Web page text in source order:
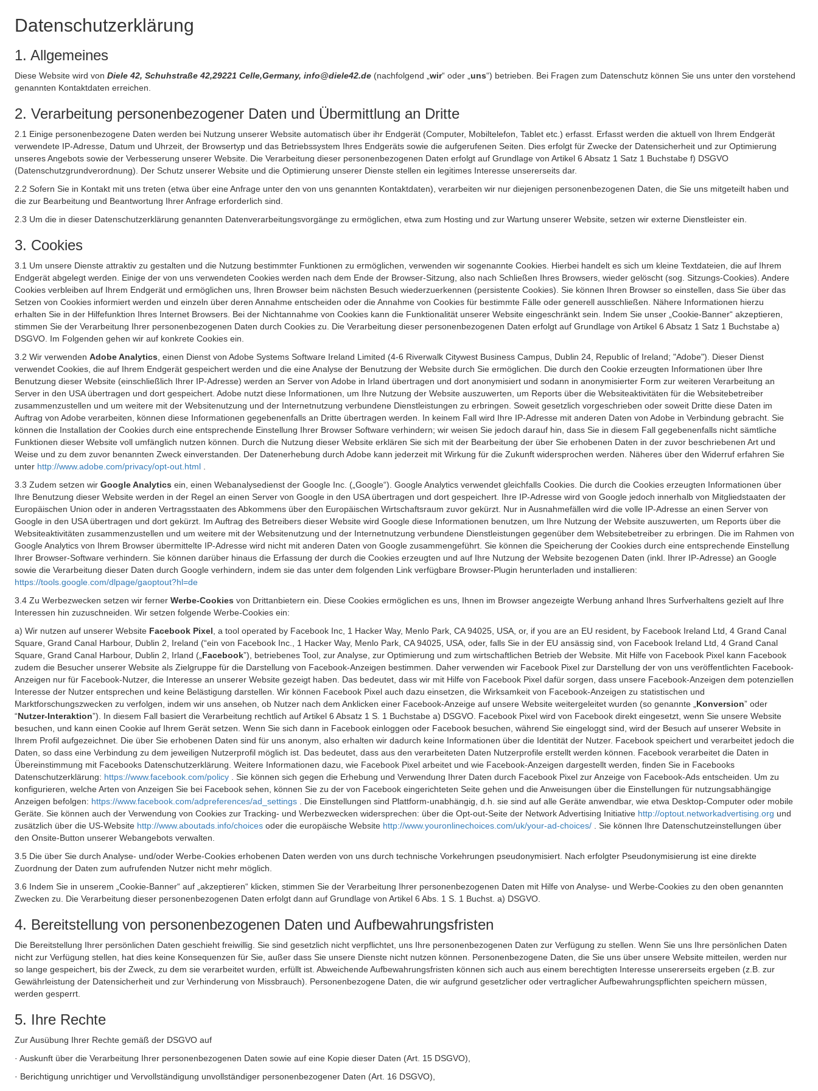
Datenschutzerklärung
1. Allgemeines
Diese Website wird von Diele 42, Schuhstraße 42,29221 Celle,Germany, info@diele42.de (nachfolgend „ wir“ oder „ uns“) betrieben. Bei Fragen zum Datenschutz können Sie uns unter den vorstehend
genannten Kontaktdaten erreichen.
2. Verarbeitung personenbezogener Daten und Übermittlung an Dritte
2.1 Einige personenbezogene Daten werden bei Nutzung unserer Website automatisch über ihr Endgerät (Computer, Mobiltelefon, Tablet etc.) erfasst. Erfasst werden die aktuell von Ihrem Endgerät
verwendete IP-Adresse, Datum und Uhrzeit, der Browsertyp und das Betriebssystem Ihres Endgeräts sowie die aufgerufenen Seiten. Dies erfolgt für Zwecke der Datensicherheit und zur Optimierung
unseres Angebots sowie der Verbesserung unserer Website. Die Verarbeitung dieser personenbezogenen Daten erfolgt auf Grundlage von Artikel 6 Absatz 1 Satz 1 Buchstabe f) DSGVO
(Datenschutzgrundverordnung). Der Schutz unserer Website und die Optimierung unserer Dienste stellen ein legitimes Interesse unsererseits dar.
2.2 Sofern Sie in Kontakt mit uns treten (etwa über eine Anfrage unter den von uns genannten Kontaktdaten), verarbeiten wir nur diejenigen personenbezogenen Daten, die Sie uns mitgeteilt haben und
die zur Bearbeitung und Beantwortung Ihrer Anfrage erforderlich sind.
2.3 Um die in dieser Datenschutzerklärung genannten Datenverarbeitungsvorgänge zu ermöglichen, etwa zum Hosting und zur Wartung unserer Website, setzen wir externe Dienstleister ein.
3. Cookies
3.1 Um unsere Dienste attraktiv zu gestalten und die Nutzung bestimmter Funktionen zu ermöglichen, verwenden wir sogenannte Cookies. Hierbei handelt es sich um kleine Textdateien, die auf Ihrem
Endgerät abgelegt werden. Einige der von uns verwendeten Cookies werden nach dem Ende der Browser-Sitzung, also nach Schließen Ihres Browsers, wieder gelöscht (sog. Sitzungs-Cookies). Andere
Cookies verbleiben auf Ihrem Endgerät und ermöglichen uns, Ihren Browser beim nächsten Besuch wiederzuerkennen (persistente Cookies). Sie können Ihren Browser so einstellen, dass Sie über das
Setzen von Cookies informiert werden und einzeln über deren Annahme entscheiden oder die Annahme von Cookies für bestimmte Fälle oder generell ausschließen. Nähere Informationen hierzu
erhalten Sie in der Hilfefunktion Ihres Internet Browsers. Bei der Nichtannahme von Cookies kann die Funktionalität unserer Website eingeschränkt sein. Indem Sie unser „Cookie-Banner“ akzeptieren,
stimmen Sie der Verarbeitung Ihrer personenbezogenen Daten durch Cookies zu. Die Verarbeitung dieser personenbezogenen Daten erfolgt auf Grundlage von Artikel 6 Absatz 1 Satz 1 Buchstabe a)
DSGVO. Im Folgenden gehen wir auf konkrete Cookies ein.
3.2 Wir verwenden Adobe Analytics , einen Dienst von Adobe Systems Software Ireland Limited (4-6 Riverwalk Citywest Business Campus, Dublin 24, Republic of Ireland; "Adobe"). Dieser Dienst
verwendet Cookies, die auf Ihrem Endgerät gespeichert werden und die eine Analyse der Benutzung der Website durch Sie ermöglichen. Die durch den Cookie erzeugten Informationen über Ihre
Benutzung dieser Website (einschließlich Ihrer IP-Adresse) werden an Server von Adobe in Irland übertragen und dort anonymisiert und sodann in anonymisierter Form zur weiteren Verarbeitung an
Server in den USA übertragen und dort gespeichert. Adobe nutzt diese Informationen, um Ihre Nutzung der Website auszuwerten, um Reports über die Websiteaktivitäten für die Websitebetreiber
zusammenzustellen und um weitere mit der Websitenutzung und der Internetnutzung verbundene Dienstleistungen zu erbringen. Soweit gesetzlich vorgeschrieben oder soweit Dritte diese Daten im
Auftrag von Adobe verarbeiten, können diese Informationen gegebenenfalls an Dritte übertragen werden. In keinem Fall wird Ihre IP-Adresse mit anderen Daten von Adobe in Verbindung gebracht. Sie
können die Installation der Cookies durch eine entsprechende Einstellung Ihrer Browser Software verhindern; wir weisen Sie jedoch darauf hin, dass Sie in diesem Fall gegebenenfalls nicht sämtliche
Funktionen dieser Website voll umfänglich nutzen können. Durch die Nutzung dieser Website erklären Sie sich mit der Bearbeitung der über Sie erhobenen Daten in der zuvor beschriebenen Art und
Weise und zu dem zuvor benannten Zweck einverstanden. Der Datenerhebung durch Adobe kann jederzeit mit Wirkung für die Zukunft widersprochen werden. Näheres über den Widerruf erfahren Sie
unter http://www.adobe.com/privacy/opt-out.html
3.3 Zudem setzen wir Google Analytics ein, einen Webanalysedienst der Google Inc. („Google“). Google Analytics verwendet gleichfalls Cookies. Die durch die Cookies erzeugten Informationen über
Ihre Benutzung dieser Website werden in der Regel an einen Server von Google in den USA übertragen und dort gespeichert. Ihre IP-Adresse wird von Google jedoch innerhalb von Mitgliedstaaten der
Europäischen Union oder in anderen Vertragsstaaten des Abkommens über den Europäischen Wirtschaftsraum zuvor gekürzt. Nur in Ausnahmefällen wird die volle IP-Adresse an einen Server von
Google in den USA übertragen und dort gekürzt. Im Auftrag des Betreibers dieser Website wird Google diese Informationen benutzen, um Ihre Nutzung der Website auszuwerten, um Reports über die
Websiteaktivitäten zusammenzustellen und um weitere mit der Websitenutzung und der Internetnutzung verbundene Dienstleistungen gegenüber dem Websitebetreiber zu erbringen. Die im Rahmen von
Google Analytics von Ihrem Browser übermittelte IP-Adresse wird nicht mit anderen Daten von Google zusammengeführt. Sie können die Speicherung der Cookies durch eine entsprechende Einstellung
Ihrer Browser-Software verhindern. Sie können darüber hinaus die Erfassung der durch die Cookies erzeugten und auf Ihre Nutzung der Website bezogenen Daten (inkl. Ihrer IP-Adresse) an Google
sowie die Verarbeitung dieser Daten durch Google verhindern, indem sie das unter dem folgenden Link verfügbare Browser-Plugin herunterladen und installieren:
https://tools.google.com/dlpage/gaoptout?hl=de
3.4 Zu Werbezwecken setzen wir ferner Werbe-Cookies von Drittanbietern ein. Diese Cookies ermöglichen es uns, Ihnen im Browser angezeigte Werbung anhand Ihres Surfverhaltens gezielt auf Ihre
Interessen hin zuzuschneiden. Wir setzen folgende Werbe-Cookies ein:
a) Wir nutzen auf unserer Website Facebook Pixel , a tool operated by Facebook Inc, 1 Hacker Way, Menlo Park, CA 94025, USA, or, if you are an EU resident, by Facebook Ireland Ltd, 4 Grand Canal
Square, Grand Canal Harbour, Dublin 2, Ireland (“ein von Facebook Inc., 1 Hacker Way, Menlo Park, CA 94025, USA, oder, falls Sie in der EU ansässig sind, von Facebook Ireland Ltd, 4 Grand Canal
Square, Grand Canal Harbour, Dublin 2, Irland („ Facebook”), betriebenes Tool, zur Analyse, zur Optimierung und zum wirtschaftlichen Betrieb der Website. Mit Hilfe von Facebook Pixel kann Facebook
zudem die Besucher unserer Website als Zielgruppe für die Darstellung von Facebook-Anzeigen bestimmen. Daher verwenden wir Facebook Pixel zur Darstellung der von uns veröffentlichten Facebook-
Anzeigen nur für Facebook-Nutzer, die Interesse an unserer Website gezeigt haben. Das bedeutet, dass wir mit Hilfe von Facebook Pixel dafür sorgen, dass unsere Facebook-Anzeigen dem potenziellen
Interesse der Nutzer entsprechen und keine Belästigung darstellen. Wir können Facebook Pixel auch dazu einsetzen, die Wirksamkeit von Facebook-Anzeigen zu statistischen und
Marktforschungszwecken zu verfolgen, indem wir uns ansehen, ob Nutzer nach dem Anklicken einer Facebook-Anzeige auf unsere Website weitergeleitet wurden (so genannte „ Konversion” oder
“Nutzer-Interaktion”). In diesem Fall basiert die Verarbeitung rechtlich auf Artikel 6 Absatz 1 S. 1 Buchstabe a) DSGVO. Facebook Pixel wird von Facebook direkt eingesetzt, wenn Sie unsere Website
besuchen, und kann einen Cookie auf Ihrem Gerät setzen. Wenn Sie sich dann in Facebook einloggen oder Facebook besuchen, während Sie eingeloggt sind, wird der Besuch auf unserer Website in
Ihrem Profil aufgezeichnet. Die über Sie erhobenen Daten sind für uns anonym, also erhalten wir dadurch keine Informationen über die Identität der Nutzer. Facebook speichert und verarbeitet jedoch die
Daten, so dass eine Verbindung zu dem jeweiligen Nutzerprofil möglich ist. Das bedeutet, dass aus den verarbeiteten Daten Nutzerprofile erstellt werden können. Facebook verarbeitet die Daten in
Übereinstimmung mit Facebooks Datenschutzerklärung. Weitere Informationen dazu, wie Facebook Pixel arbeitet und wie Facebook-Anzeigen dargestellt werden, finden Sie in Facebooks
Datenschutzerklärung: https://www.facebook.com/policy
. Sie können sich gegen die Erhebung und Verwendung Ihrer Daten durch Facebook Pixel zur Anzeige von Facebook-Ads entscheiden. Um zu
konfigurieren, welche Arten von Anzeigen Sie bei Facebook sehen, können Sie zu der von Facebook eingerichteten Seite gehen und die Anweisungen über die Einstellungen für nutzungsabhängige
Anzeigen befolgen: https://www.facebook.com/adpreferences/ad_settings
. Die Einstellungen sind Plattform-unabhängig, d.h. sie sind auf alle Geräte anwendbar, wie etwa Desktop-Computer oder mobile
Geräte. Sie können auch der Verwendung von Cookies zur Tracking- und Werbezwecken widersprechen: über die Opt-out-Seite der Network Advertising Initiative http://optout.networkadvertising.org und
zusätzlich über die US-Website http://www.aboutads.info/choices oder die europäische Website http://www.youronlinechoices.com/uk/your-ad-choices/
. Sie können Ihre Datenschutzeinstellungen über
den Onsite-Button unserer Webangebots verwalten.
3.5 Die über Sie durch Analyse- und/oder Werbe-Cookies erhobenen Daten werden von uns durch technische Vorkehrungen pseudonymisiert. Nach erfolgter Pseudonymisierung ist eine direkte
Zuordnung der Daten zum aufrufenden Nutzer nicht mehr möglich.
3.6 Indem Sie in unserem „Cookie-Banner“ auf „akzeptieren“ klicken, stimmen Sie der Verarbeitung Ihrer personenbezogenen Daten mit Hilfe von Analyse- und Werbe-Cookies zu den oben genannten
Zwecken zu. Die Verarbeitung dieser personenbezogenen Daten erfolgt dann auf Grundlage von Artikel 6 Abs. 1 S. 1 Buchst. a) DSGVO.
4. Bereitstellung von personenbezogenen Daten und Aufbewahrungsfristen
Die Bereitstellung Ihrer persönlichen Daten geschieht freiwillig. Sie sind gesetzlich nicht verpflichtet, uns Ihre personenbezogenen Daten zur Verfügung zu stellen. Wenn Sie uns Ihre persönlichen Daten
nicht zur Verfügung stellen, hat dies keine Konsequenzen für Sie, außer dass Sie unsere Dienste nicht nutzen können. Personenbezogene Daten, die Sie uns über unsere Website mitteilen, werden nur
so lange gespeichert, bis der Zweck, zu dem sie verarbeitet wurden, erfüllt ist. Abweichende Aufbewahrungsfristen können sich auch aus einem berechtigten Interesse unsererseits ergeben (z.B. zur
Gewährleistung der Datensicherheit und zur Verhinderung von Missbrauch). Personenbezogene Daten, die wir aufgrund gesetzlicher oder vertraglicher Aufbewahrungspflichten speichern müssen,
werden gesperrt.
5. Ihre Rechte
Zur Ausübung Ihrer Rechte gemäß der DSGVO auf
· Auskunft über die Verarbeitung Ihrer personenbezogenen Daten sowie auf eine Kopie dieser Daten (Art. 15 DSGVO),
· Berichtigung unrichtiger und Vervollständigung unvollständiger personenbezogener Daten (Art. 16 DSGVO),